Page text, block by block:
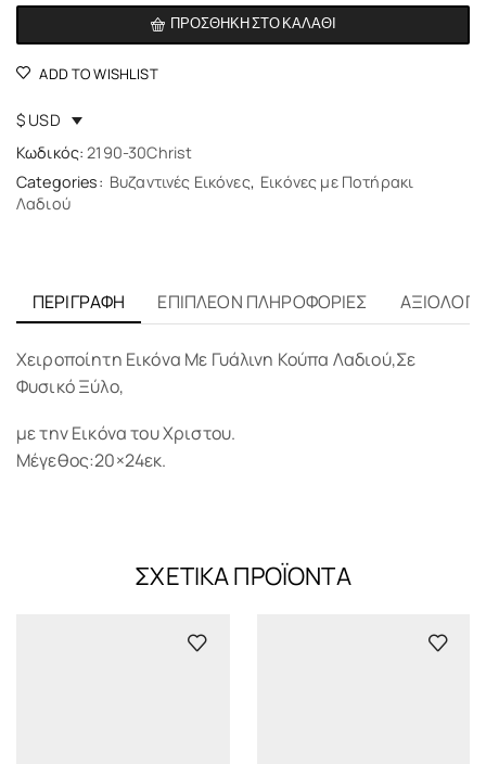
ΠΡΟΣΘΉΚΗ ΣΤΟ ΚΑΛΆΘΙ
ADD TO WISHLIST
$ USD
Κωδικός: 2190-30Christ
Categories: Βυζαντινές Εικόνες, Εικόνες με Ποτήρακι
Λαδιού
ΠΕΡΙΓΡΑΦΉ ΕΠΙΠΛΈΟΝ ΠΛΗΡΟΦΟΡΊΕΣ
Χειροποίητη Εικόνα Με Γυάλινη Κούπα Λαδιού,Σε
Φυσικό Ξύλο,
με την Εικόνα του Χριστου.
Μέγεθος:20×24εκ.
ΣΧΕΤΙΚΆ ΠΡΟΪΌΝΤΑ